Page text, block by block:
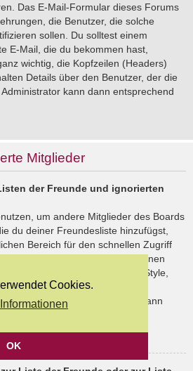
Cookies.
OK
Das E-Mail-Formular dieses Forums
die Benutzer, die solche
sollen. Du solltest einem
E-Mail, die du bekommen hast,
wichtig, die Kopfzeilen (Headers)
Details über den Benutzer, der die
kann dann entsprechend
Mitglieder
der Freunde und ignorierten
um andere Mitglieder des Boards
du deiner Freundesliste hinzufügst,
Bereich für den schnellen Zugriff
deren Onlinestatus und kannst ihnen
senden. Abhängig von dem Style,
Beiträge deiner Freunde auch
du einen Benutzer ignorierst, dann